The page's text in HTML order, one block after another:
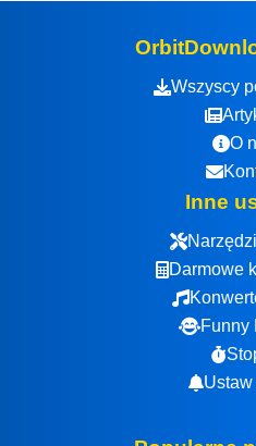
Wszyscy
O
Inne
Darmowe
Funny
Ustaw